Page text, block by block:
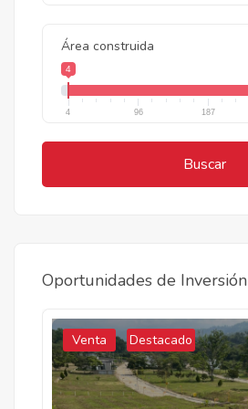
Área construida
4
4 96 187
Buscar
Oportunidades de Inversión
Venta Destacado